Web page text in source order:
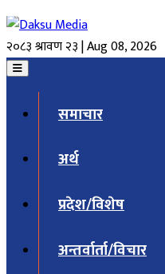
२०८३ श्रावण २३ | Aug 08, 2026
समाचार
अर्थ
प्रदेश/विशेष
अन्तर्वार्ता/विचार